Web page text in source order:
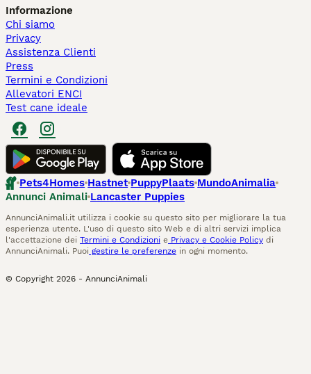
Informazione
Chi siamo
Privacy
Assistenza Clienti
Press
Termini e Condizioni
Allevatori ENCI
Test cane ideale
Pets4Homes Hastnet PuppyPlaats MundoAnimalia
Annunci Animali Lancaster Puppies
AnnunciAnimali.it utilizza i cookie su questo sito per migliorare la tua
esperienza utente. L'uso di questo sito Web e di altri servizi implica
l'accettazione dei Termini e Condizioni e Privacy e Cookie Policy di
AnnunciAnimali. Puoi gestire le preferenze in ogni momento.
© Copyright 2026 - AnnunciAnimali